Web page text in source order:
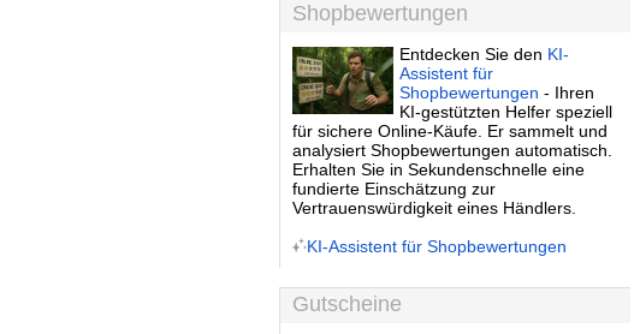
Shopbewertungen
Entdecken Sie den KI-
Assistent für
Shopbewertungen - Ihren
KI-gestützten Helfer speziell
für sichere Online-Käufe. Er sammelt und
analysiert Shopbewertungen automatisch.
Erhalten Sie in Sekundenschnelle eine
fundierte Einschätzung zur
Vertrauenswürdigkeit eines Händlers.
KI-Assistent für Shopbewertungen
Gutscheine